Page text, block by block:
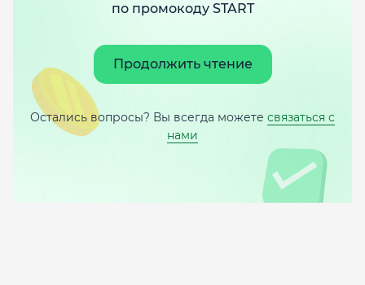
по промокоду START
Продолжить чтение
Остались вопросы? Вы всегда можете связаться с
нами